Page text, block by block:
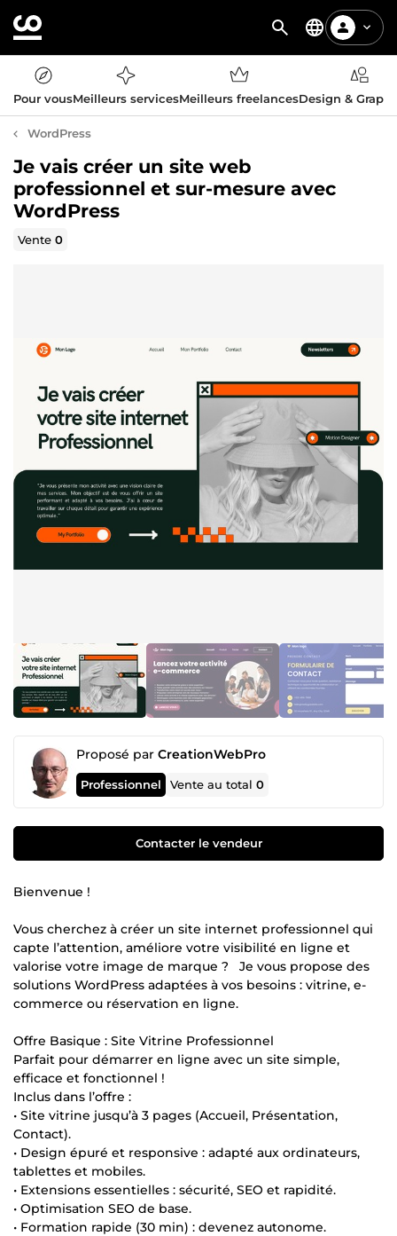
Pour vousMeilleurs servicesMeilleurs freelancesDesign &
WordPress
Je vais créer un site web
professionnel et sur-mesure avec
WordPress
Vente0
Proposé par CreationWebPro
Professionnel Vente au total0
Contacter le vendeur
Bienvenue !
Vous cherchez à créer un site internet professionnel qui
capte l’attention, améliore votre visibilité en ligne et
valorise votre image de marque ? Je vous propose des
solutions WordPress adaptées à vos besoins : vitrine, e-
commerce ou réservation en ligne.
Offre Basique : Site Vitrine Professionnel
Parfait pour démarrer en ligne avec un site simple,
efficace et fonctionnel !
Inclus dans l’offre :
• Site vitrine jusqu’à 3 pages (Accueil, Présentation,
Contact).
• Design épuré et responsive : adapté aux ordinateurs,
tablettes et mobiles.
• Extensions essentielles : sécurité, SEO et rapidité.
• Optimisation SEO de base.
• Formation rapide (30 min) : devenez autonome.